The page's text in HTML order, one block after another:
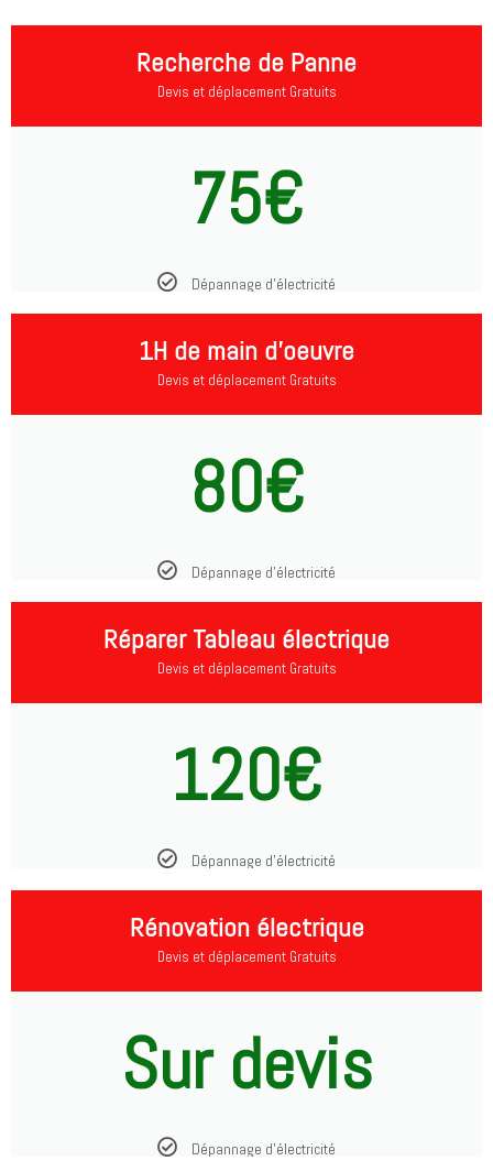
Recherche de Panne
Devis et déplacement Gratuits
75€
Dépannage d'électricité
1H de main d'oeuvre
Devis et déplacement Gratuits
80€
Dépannage d'électricité
Réparer Tableau électrique
Devis et déplacement Gratuits
120€
Dépannage d'électricité
Rénovation électrique
Devis et déplacement Gratuits
Sur devis
Dépannage d'électricité